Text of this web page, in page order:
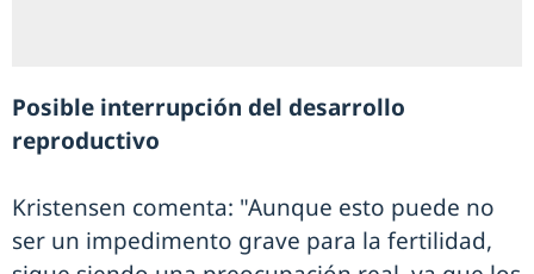
Posible interrupción del desarrollo
reproductivo
Kristensen comenta: "Aunque esto puede no
ser un impedimento grave para la fertilidad,